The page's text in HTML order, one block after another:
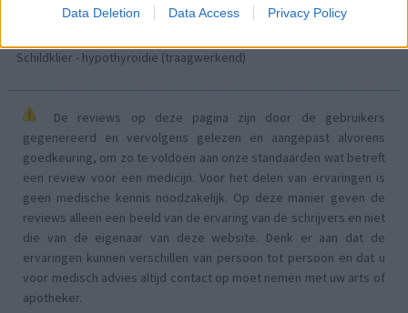
Data Deletion Data Access Privacy Policy
ADHD - psychostimulantia
Schildklier - hypothyroidie (traagwerkend)
De reviews op deze pagina zijn door de gebruikers
gegenereerd en vervolgens gelezen en aangepast alvorens
goedkeuring, om zo te voldoen aan onze standaarden wat betreft
een review voor een medicijn. Voor het delen van ervaringen is
geen medische kennis noodzakelijk. Op deze manier geven de
reviews alleen een beeld van de ervaring van de schrijvers en niet
die van de eigenaar van deze website. Denk er aan dat de
ervaringen kunnen verschillen van persoon tot persoon en dat u
voor medisch advies altijd contact op moet nemen met uw arts of
apotheker.